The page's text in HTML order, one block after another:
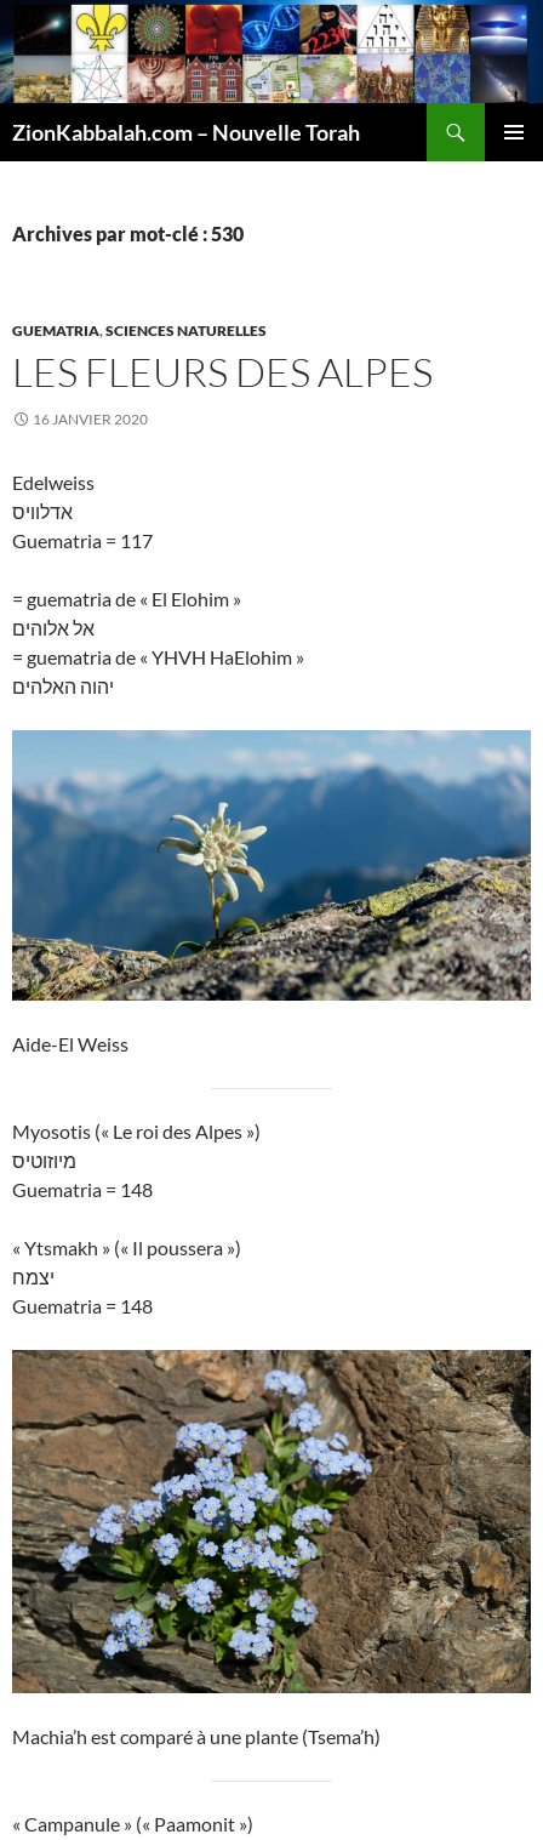
ZionKabbalah.com – Nouvelle Torah
Archives par mot-clé : 530
GUEMATRIA,SCIENCES NATURELLES
LES FLEURS DES ALPES
16 JANVIER 2020
Edelweiss
אדלוויס
Guematria = 117
= guematria de « El Elohim »
אל אלוהים
= guematria de « YHVH HaElohim »
יהוה האלהים
Aide-El Weiss
Myosotis (« Le roi des Alpes »)
מיוזוטיס
Guematria = 148
« Ytsmakh » (« Il poussera »)
יצמח
Guematria = 148
Machia’h est comparé à une plante (Tsema’h)
« Campanule » (« Paamonit »)